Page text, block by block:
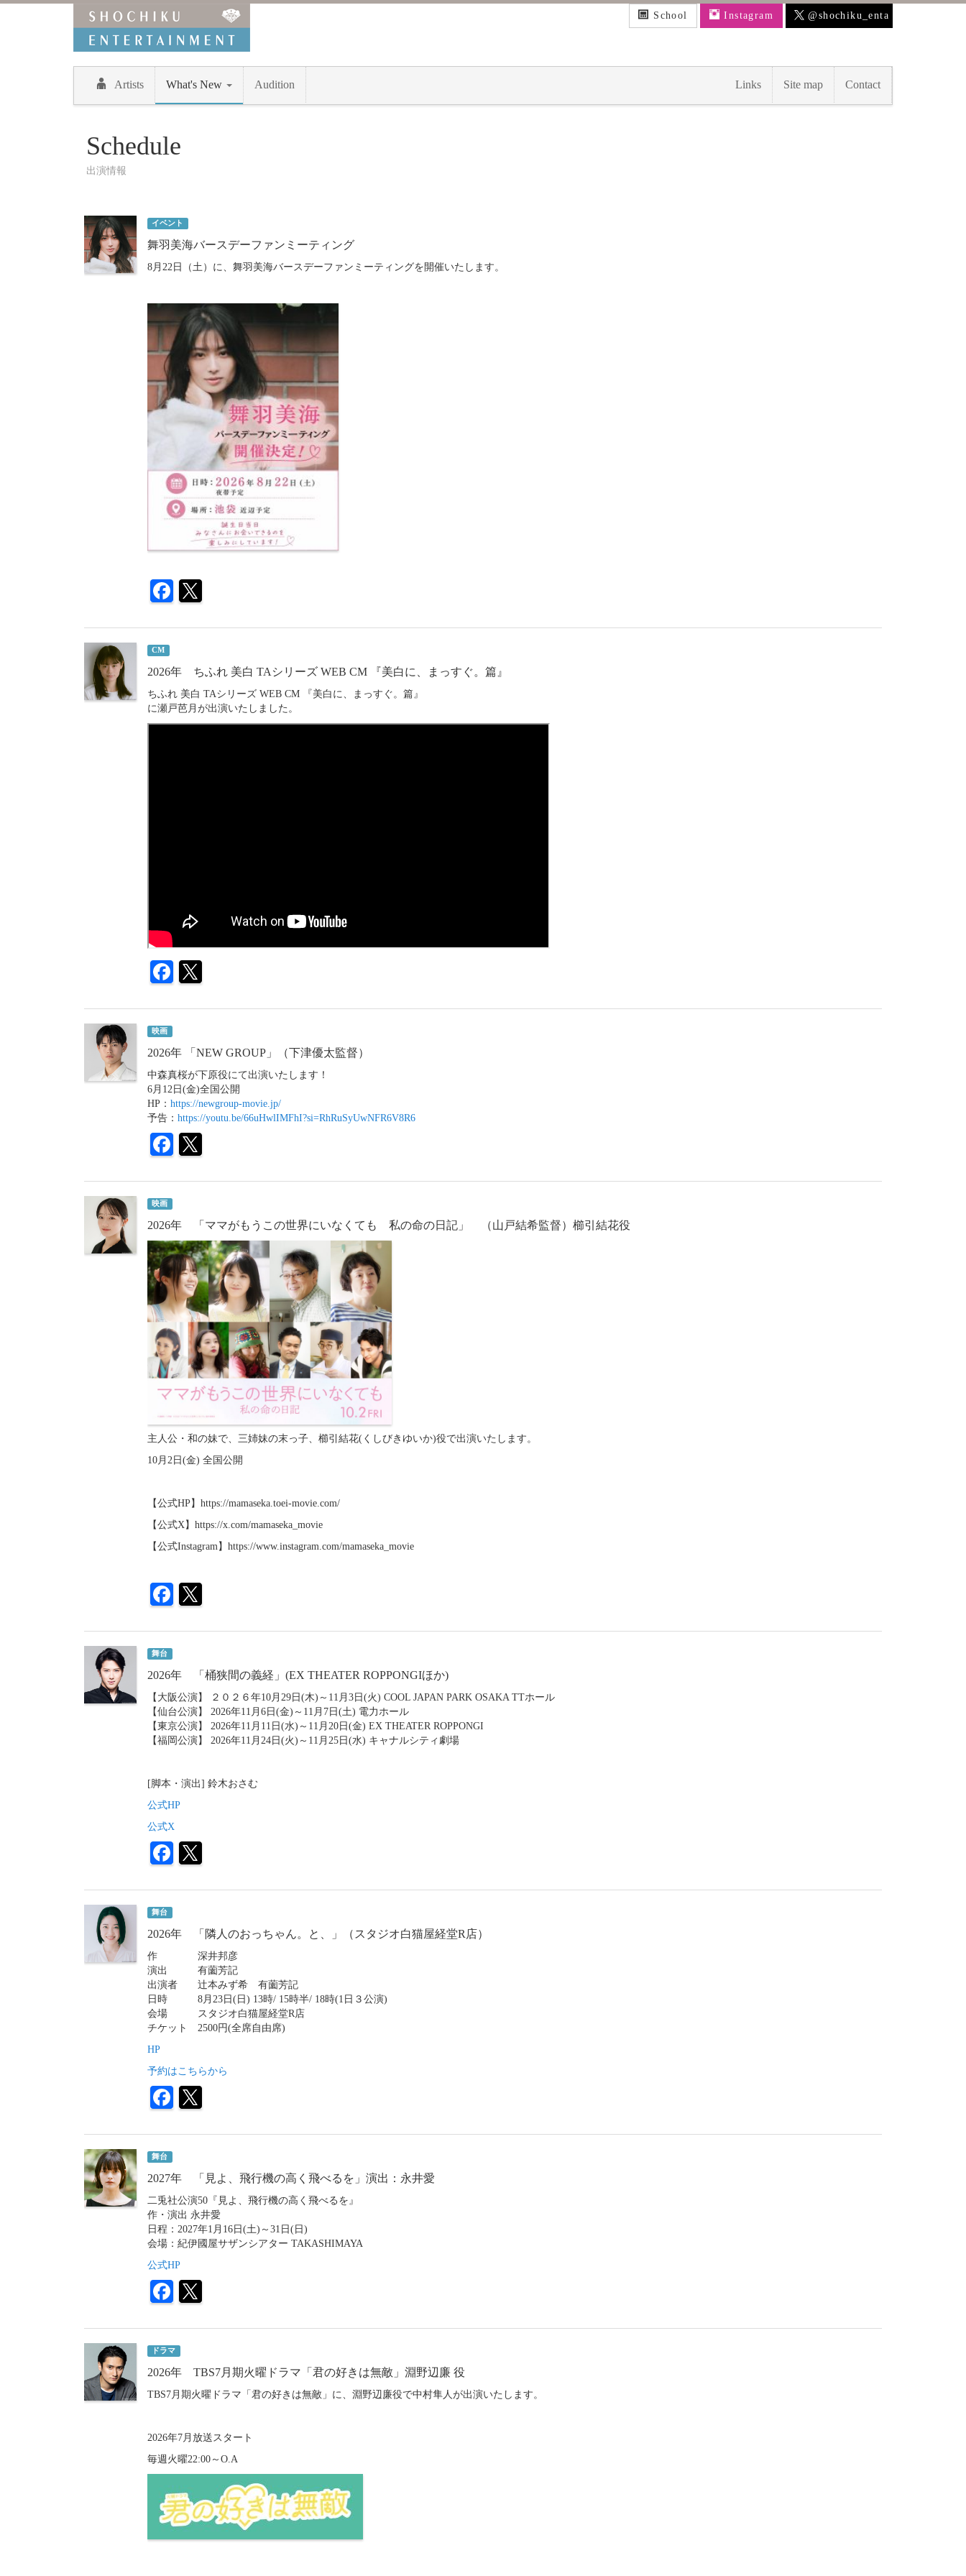
School Instagram @shochiku_enta
Artists What's New Audition Links Site map Contact
Schedule
出演情報
イベント
舞羽美海バースデーファンミーティング
8月22日（土）に、舞羽美海バースデーファンミーティングを開催いたします。
CM
2026年 ちふれ 美白 TAシリーズ WEB CM 『美白に、まっすぐ。篇』
ちふれ 美白 TAシリーズ WEB CM 『美白に、まっすぐ。篇』
に瀬戸芭月が出演いたしました。
映画
2026年 「NEW GROUP」（下津優太監督）
中森真桜が下原役にて出演いたします！
6月12日(金)全国公開
HP： https://newgroup-movie.jp/
予告： https://youtu.be/66uHwlIMFhI?si=RhRuSyUwNFR6V8R6
映画
2026年 「ママがもうこの世界にいなくても 私の命の日記」 （山戸結希監督）櫛引結花役
主人公・和の妹で、三姉妹の末っ子、櫛引結花(くしびきゆいか)役で出演いたします。
10月2日(金) 全国公開
【公式HP】https://mamaseka.toei-movie.com/
【公式X】https://x.com/mamaseka_movie
【公式Instagram】https://www.instagram.com/mamaseka_movie
舞台
2026年 「桶狭間の義経」(EX THEATER ROPPONGIほか)
【大阪公演】 ２０２６年10月29日(木)～11月3日(火) COOL JAPAN PARK OSAKA TTホール
【仙台公演】 2026年11月6日(金)～11月7日(土) 電力ホール
【東京公演】 2026年11月11日(水)～11月20日(金) EX THEATER ROPPONGI
【福岡公演】 2026年11月24日(火)～11月25日(水) キャナルシティ劇場
[脚本・演出] 鈴木おさむ
公式HP
公式X
舞台
2026年 「隣人のおっちゃん。と、」（スタジオ白猫屋経堂R店）
作 深井邦彦
演出 有薗芳記
出演者 辻本みず希 有薗芳記
日時 8月23日(日) 13時/ 15時半/ 18時(1日３公演)
会場 スタジオ白猫屋経堂R店
チケット 2500円(全席自由席)
HP
予約はこちらから
舞台
2027年 「見よ、飛行機の高く飛べるを」演出：永井愛
二兎社公演50『見よ、飛行機の高く飛べるを』
作・演出 永井愛
日程：2027年1月16日(土)～31日(日)
会場：紀伊國屋サザンシアター TAKASHIMAYA
公式HP
ドラマ
2026年 TBS7月期火曜ドラマ「君の好きは無敵」淵野辺廉 役
TBS7月期火曜ドラマ「君の好きは無敵」に、淵野辺廉役で中村隼人が出演いたします。
2026年7月放送スタート
毎週火曜22:00～O.A